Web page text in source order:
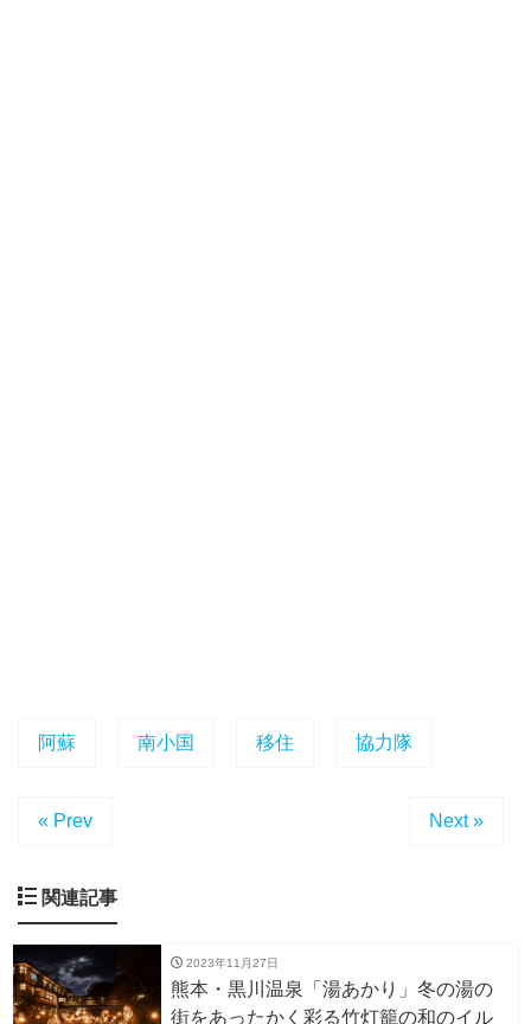
阿蘇 南小国 移住 協力隊
« Prev Next »
関連記事
2023年11月27日
熊本・黒川温泉「湯あかり」冬の湯の
街をあったかく彩る竹灯籠の和のイル